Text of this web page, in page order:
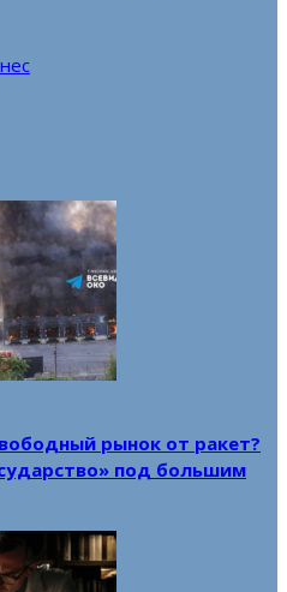
рынок от ракет?
под большим